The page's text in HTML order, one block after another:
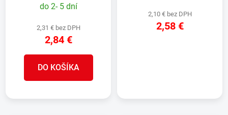
do 2- 5 dní
2,31 € bez DPH
2,84 €
DO KOŠÍKA
2,10 € bez DPH
2,58 €